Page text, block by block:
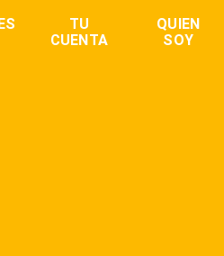
TU
CUENTA
QUIEN
SOY